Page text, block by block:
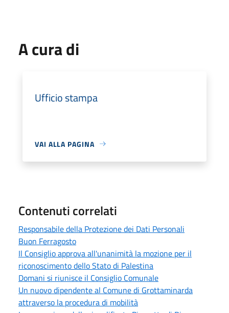
A cura di
Ufficio stampa
VAI ALLA PAGINA
Contenuti correlati
Responsabile della Protezione dei Dati Personali
Buon Ferragosto
Il Consiglio approva all'unanimità la mozione per il
riconoscimento dello Stato di Palestina
Domani si riunisce il Consiglio Comunale
Un nuovo dipendente al Comune di Grottaminarda
attraverso la procedura di mobilità